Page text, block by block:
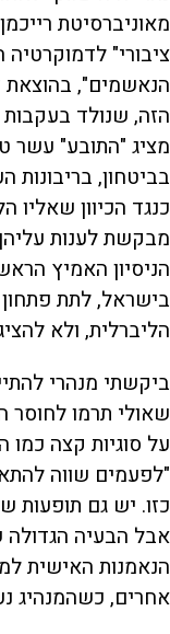
מאוניברסיטת
ציבורי"
הנאשמים", בהוצאת
הזה, שנולד
מציג "התובע" עשר
בביטחון,
כנגד הכיוון שאליו
מבקשת לענות
הניסיון האמיץ
בישראל, לתת
הליברלית, ולא
ביקשתי מנהרי
שאולי תרמו לחוסר
על סוגיות קצה
"לפעמים שווה
כזו. יש גם תופעות
אבל הבעיה
הנאמנות האישית
אחרים, כשהמנהיג